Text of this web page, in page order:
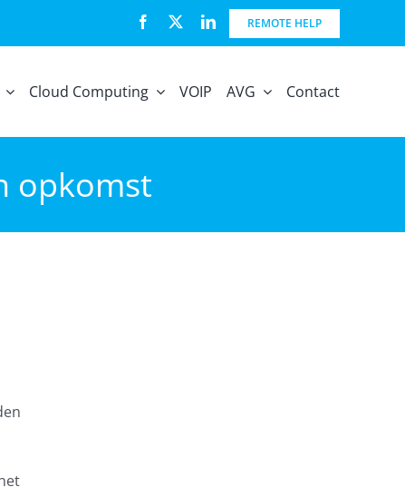
REMOTE HELP
Cloud Computing VOIP AVG Contact
opkomst